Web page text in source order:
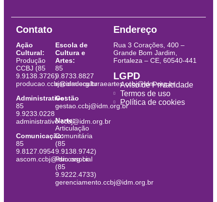
Contato
Ação
Cultural:
Produção
CCBJ (85
9.9138.3726)
producao.ccbj@idm.org.br
Administrativo:
85
9.9233.0228
administrativo.ccbj@idm.org.br
Comunicação:
85
9.8127.0954
ascom.ccbj@idm.org.br
Escola de
Cultura e
Artes:
85
9.8733.8827
escoladeculturaeartes.ccbj@idm.org.br
Gestão
gestao.ccbj@idm.org.br
Narte:
Articulação
Comunitária
(85
9.9138.9742)
Psicossocial
(85
9.9222.4733)
gerenciamento.ccbj@idm.org.br
Endereço
Rua 3 Corações, 400 –
Grande Bom Jardim,
Fortaleza – CE, 60540-441
LGPD
Aviso de Privacidade
Termos de uso
Política de cookies